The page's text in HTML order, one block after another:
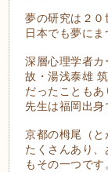
夢の研究は２０
日本でも夢にま
深層心理学者カ
故・湯浅泰雄
だったことも
先生は福岡出身
京都の栂尾（
たくさんあり、
もその一つです